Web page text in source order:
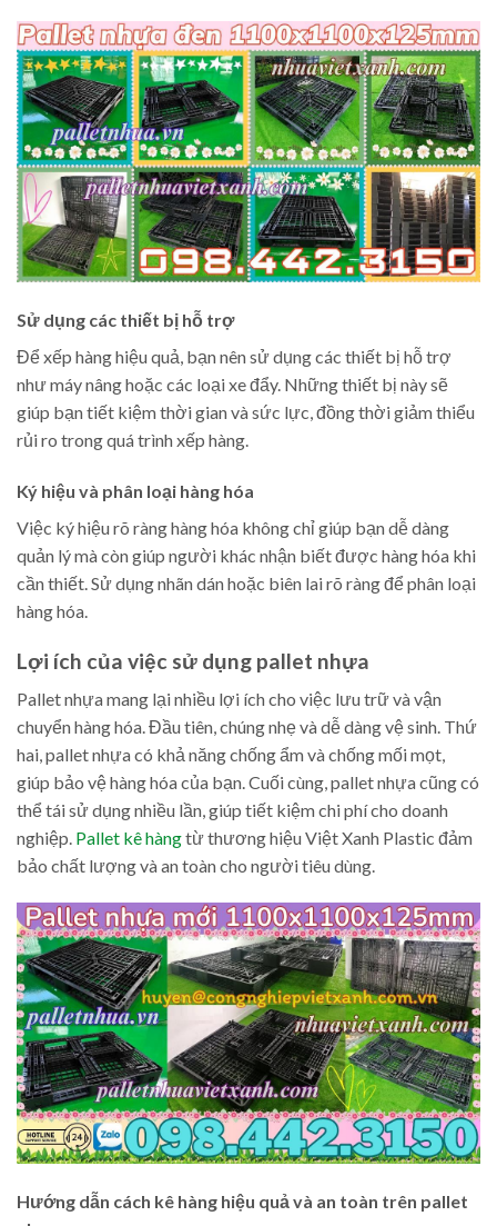
Sử dụng các thiết bị hỗ trợ
Để xếp hàng hiệu quả, bạn nên sử dụng các thiết bị hỗ trợ
như máy nâng hoặc các loại xe đẩy. Những thiết bị này sẽ
giúp bạn tiết kiệm thời gian và sức lực, đồng thời giảm thiểu
rủi ro trong quá trình xếp hàng.
Ký hiệu và phân loại hàng hóa
Việc ký hiệu rõ ràng hàng hóa không chỉ giúp bạn dễ dàng
quản lý mà còn giúp người khác nhận biết được hàng hóa khi
cần thiết. Sử dụng nhãn dán hoặc biên lai rõ ràng để phân loại
hàng hóa.
Lợi ích của việc sử dụng pallet nhựa
Pallet nhựa mang lại nhiều lợi ích cho việc lưu trữ và vận
chuyển hàng hóa. Đầu tiên, chúng nhẹ và dễ dàng vệ sinh. Thứ
hai, pallet nhựa có khả năng chống ẩm và chống mối mọt,
giúp bảo vệ hàng hóa của bạn. Cuối cùng, pallet nhựa cũng có
thể tái sử dụng nhiều lần, giúp tiết kiệm chi phí cho doanh
nghiệp. Pallet kê hàngtừ thương hiệu Việt Xanh Plastic đảm
bảo chất lượng và an toàn cho người tiêu dùng.
Hướng dẫn cách kê hàng hiệu quả và an toàn trên pallet